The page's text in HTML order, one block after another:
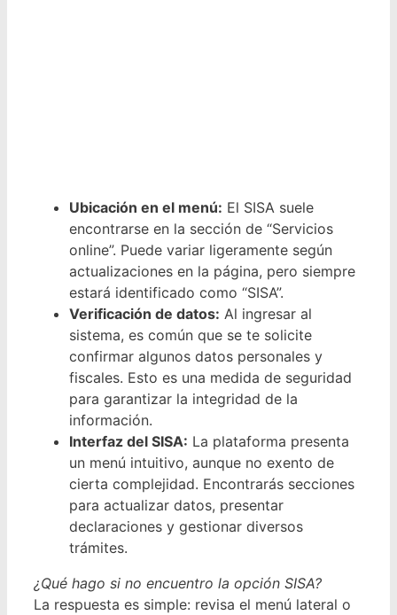
Ubicación en el menú: El SISA suele
encontrarse en la sección de “Servicios
online”. Puede variar ligeramente según
actualizaciones en la página, pero siempre
estará identificado como “SISA”.
Verificación de datos: Al ingresar al
sistema, es común que se te solicite
confirmar algunos datos personales y
fiscales. Esto es una medida de seguridad
para garantizar la integridad de la
información.
Interfaz del SISA: La plataforma presenta
un menú intuitivo, aunque no exento de
cierta complejidad. Encontrarás secciones
para actualizar datos, presentar
declaraciones y gestionar diversos
trámites.
¿Qué hago si no encuentro la opción SISA?
La respuesta es simple: revisa el menú lateral o